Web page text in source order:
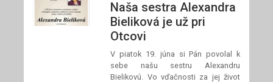
Naša sestra Alexandra
Bieliková je už pri
Otcovi
V piatok 19. júna si Pán povolal k
sebe našu sestru Alexandru
Bielikovú. Vo vďačnosti za jej život